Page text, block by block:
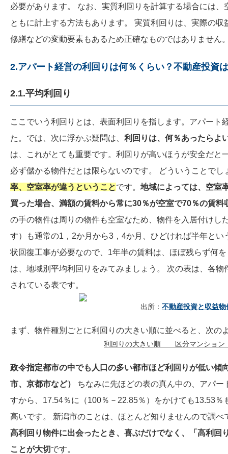
必要があります。 なお、実質利回りを計算する場合には
ともに計上する方法もあります。 実質利回りは、実際の
修繕などの変動要素もあるため正確なものではありません
2.アパート経営の利回りは何％くらい？不動産投資
2.1.平均利回り
ここでいう利回りとは、表面利回りを指します。アパー
た。では、次に浮かぶ疑問は、 利回りは、何％あったらよ
は、これがとても重要です。利回りが高いほうが安全だ
必ず儲かる物件だとは限らないのです。 どういうことでし
率、空室率が違うということです。 地域によっては、空室
買った場合、満額の賃料から常に30％が空室で70％の賃
の手の物件は周りの物件も空室なため、物件を入居付け
す）も通常の1，2か月から3，4か月、ひどければ半年と
状回復工事が必要なので、1年半の賃料は、ほぼ残らず何
は、地域別平均利回りをみてみましょう。 次の表は、各
されている表です。
出所： 不動産投資と収益
まず、物件種別ごとに利回りの大きい順に並べると、次の
利回りの大きい順 区分マンション
政令指定都市の中でも人口の多い都市ほど利回りが低い
市、京都市など）
ちなみに先ほどの表の真ん中の、アパ
すから、17.54％に（100％－22.85％）をかけても13.53
高いです。 新潟市のことは、ほとんど知りませんので調
高利回り物件に出会ったとき、喜ぶだけでなく、「高利
ことが大切 です。